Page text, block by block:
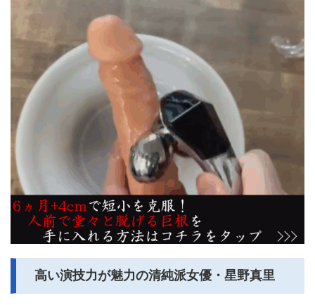
高い演技力が魅力の清純派女優・星野真里